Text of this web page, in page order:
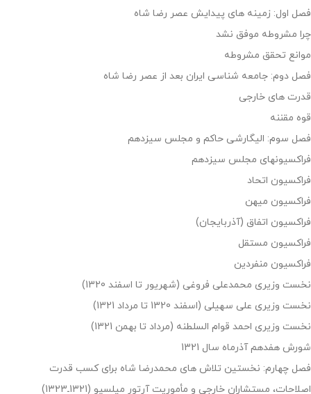
فصل اول: زمینه های پیدایش عصر رضا شاه
چرا مشروطه موفق نشد
موانع تحقق مشروطه
فصل دوم: جامعه شناسی ایران بعد از عصر رضا شاه
قدرت های خارجی
قوه مقننه
فصل سوم: الیگارشی حاکم و مجلس سیزدهم
فراکسیونهای مجلس سیزدهم
فراکسیون اتحاد
فراکسیون میهن
فراکسیون اتفاق (آذربایجان)
فراکسیون مستقل
فراکسیون منفردین
نخست وزیری محمدعلی فروغی (شهریور تا اسفند 1320)
نخست وزیری علی سهیلی (اسفند 1320 تا مرداد 1321)
نخست وزیری احمد قوام السلطنه (مرداد تا بهمن 1321)
شورش هفدهم آذرماه سال 1321
فصل چهارم: نخستین تلاش های محمدرضا شاه برای کسب قدرت
اصلاحات، مستشاران خارجی و مأموریت آرتور میلسپو (1321ـ1323)